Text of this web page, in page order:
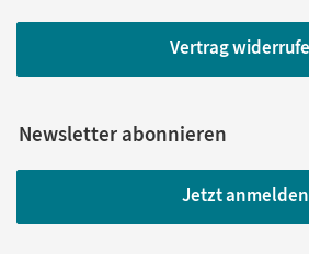
Vertrag
Newsletter abonnieren
Jetzt anmelden